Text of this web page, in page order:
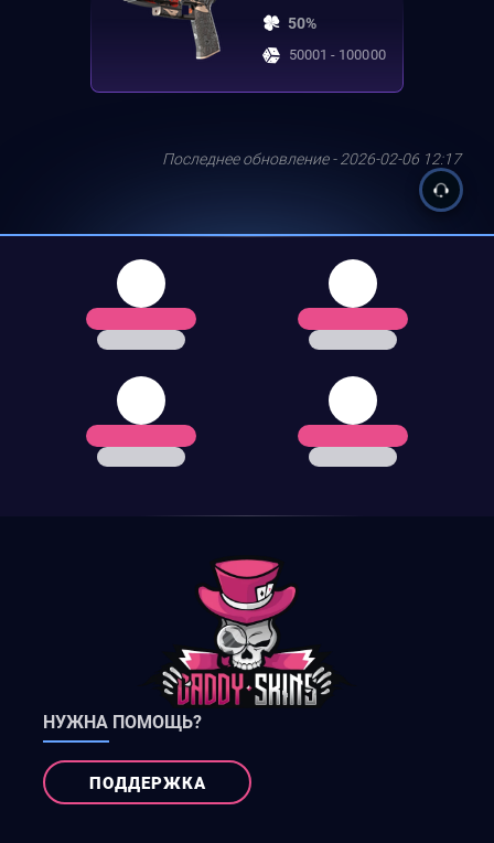
50%
50001 - 100000
Последнее обновление - 2026-02-06 12:17
НУЖНА ПОМОЩЬ?
ПОДДЕРЖКА